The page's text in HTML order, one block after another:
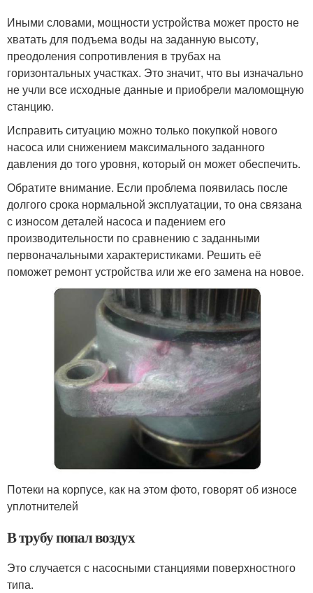
Иными словами, мощности устройства может просто не
хватать для подъема воды на заданную высоту,
преодоления сопротивления в трубах на
горизонтальных участках. Это значит, что вы изначально
не учли все исходные данные и приобрели маломощную
станцию.
Исправить ситуацию можно только покупкой нового
насоса или снижением максимального заданного
давления до того уровня, который он может обеспечить.
Обратите внимание. Если проблема появилась после
долгого срока нормальной эксплуатации, то она связана
с износом деталей насоса и падением его
производительности по сравнению с заданными
первоначальными характеристиками. Решить её
поможет ремонт устройства или же его замена на новое.
Потеки на корпусе, как на этом фото, говорят об износе
уплотнителей
В трубу попал воздух
Это случается с насосными станциями поверхностного
типа.